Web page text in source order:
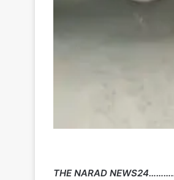
THE NARAD